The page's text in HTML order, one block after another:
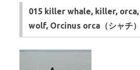
015 killer whale, killer,
wolf, Orcinus orca（シャチ）